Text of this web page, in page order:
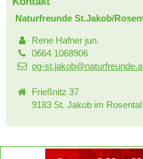
Naturfreunde St.Jakob/
Rene Hafner jun.
0664 1068906
og-
Frießnitz 37
9183 St. Jakob im Rosental